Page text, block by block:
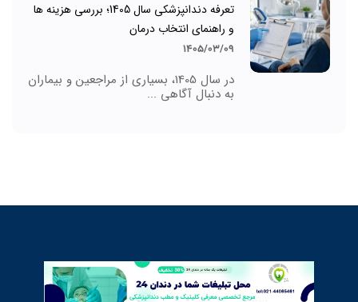
تعرفه دندانپزشکی سال 1405؛ بررسی هزینه ها
و راهنمای انتخاب درمان
1405/03/09
در سال 1405، بسیاری از مراجعین و بیماران
به دنبال آگاهی ...